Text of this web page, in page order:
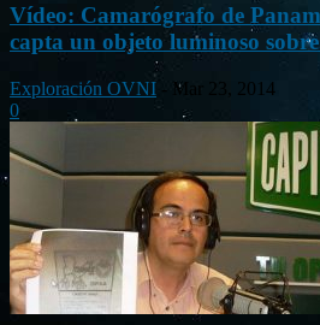
Vídeo: Camarógrafo de
capta un objeto luminoso
Exploración OVNI - Mar 23, 2014
0